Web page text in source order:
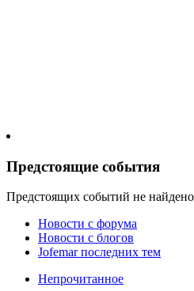
Предстоящие события
Предстоящих событий не найдено
Новости c форума
Новости с блогов
Jofemar последних тем
Непрочитанное